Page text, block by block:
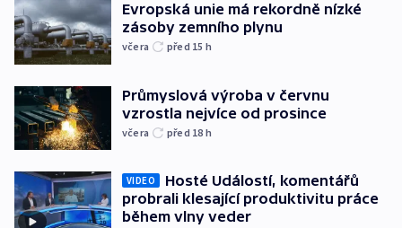
Evropská unie má rekordně nízké
zásoby zemního plynu
včera před 15 h
Průmyslová výroba v červnu
vzrostla nejvíce od prosince
včera před 18 h
VIDEO
Hosté Událostí, komentářů
probrali klesající produktivitu práce
během vlny veder